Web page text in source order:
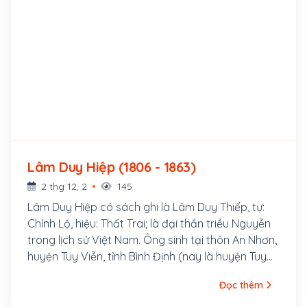
Lâm Duy Hiệp (1806 - 1863)
2 thg 12, 2 145
Lâm Duy Hiệp có sách ghi là Lâm Duy Thiếp, tự:
Chính Lộ, hiệu: Thất Trai; là đại thần triều Nguyễn
trong lịch sử Việt Nam. Ông sinh tại thôn An Nhơn,
huyện Tuy Viễn, tỉnh Bình Định (nay là huyện Tuy
thông minh, nhanh nhẹn. Năm 1828 đời Minh Mạng,
Đọc thêm